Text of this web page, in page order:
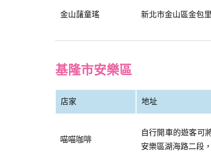
金山藷童瑤 新北市金山區金包
基隆市安樂區
店家 地址
喵喵咖啡
自行開車的遊客可
安樂區湖海路二段